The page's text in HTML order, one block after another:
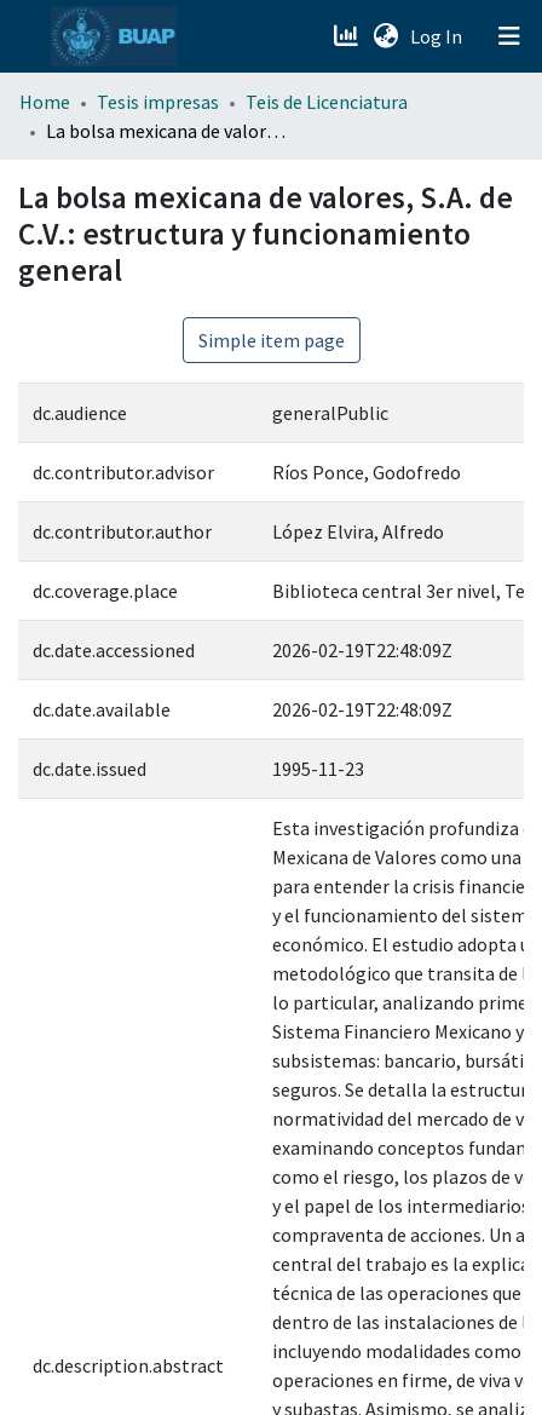
Log In (current)
menu.section.about_menu
Home Tesis impresas
Teis de Licenciatura
La bolsa mexicana de valores, S.A. de C.V.: estructura y funcionamiento general
La bolsa mexicana de valores, S.A. de
C.V.: estructura y funcionamiento
general
Simple item page
dc.audience generalPublic
dc.contributor.advisor Ríos Ponce, Godofredo
dc.contributor.author López Elvira, Alfredo
dc.coverage.place Biblioteca central 3er nivel,
dc.date.accessioned 2026-02-19T22:48:09Z
dc.date.available 2026-02-19T22:48:09Z
dc.date.issued 1995-11-23
dc.description.abstract
Esta investigación profundiza
Mexicana de Valores como una
para entender la crisis
y el funcionamiento del sistema
económico. El estudio adopta
metodológico que transita de lo
lo particular, analizando
Sistema Financiero Mexicano y
subsistemas: bancario, bursátil
seguros. Se detalla la estructura
normatividad del mercado de
examinando conceptos
como el riesgo, los plazos de
y el papel de los intermediarios
compraventa de acciones. Un
central del trabajo es la
técnica de las operaciones que
dentro de las instalaciones de la
incluyendo modalidades como
operaciones en firme, de viva
y subastas. Asimismo, se